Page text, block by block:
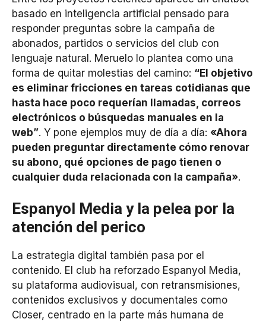
basado en inteligencia artificial pensado para
responder preguntas sobre la campaña de
abonados, partidos o servicios del club con
lenguaje natural. Meruelo lo plantea como una
forma de quitar molestias del camino: “El objetivo
es eliminar fricciones en tareas cotidianas que
hasta hace poco requerían llamadas, correos
electrónicos o búsquedas manuales en la
web”. Y pone ejemplos muy de día a día: «Ahora
pueden preguntar directamente cómo renovar
su abono, qué opciones de pago tienen o
cualquier duda relacionada con la campaña».
Espanyol Media y la pelea por la
atención del perico
La estrategia digital también pasa por el
contenido. El club ha reforzado Espanyol Media,
su plataforma audiovisual, con retransmisiones,
contenidos exclusivos y documentales como
Closer, centrado en la parte más humana de